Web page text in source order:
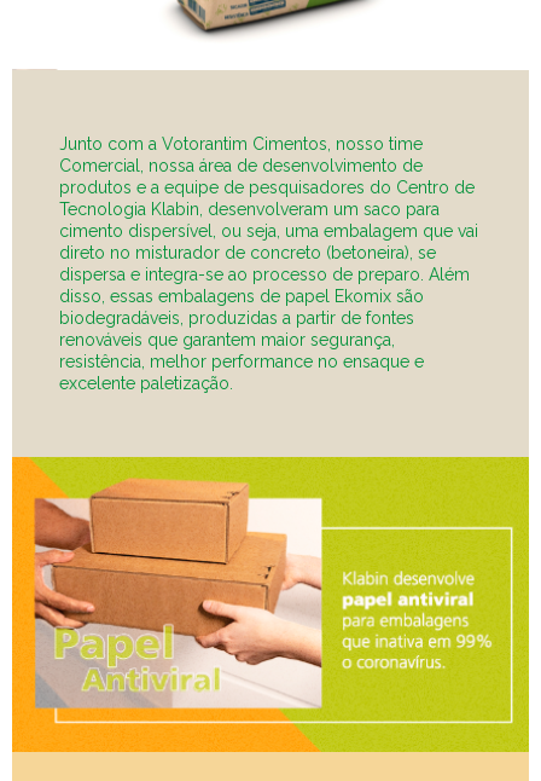
Junto com a Votorantim Cimentos, nosso time
Comercial, nossa área de desenvolvimento de
produtos e a equipe de pesquisadores do Centro de
Tecnologia Klabin, desenvolveram um saco para
cimento dispersível, ou seja, uma embalagem que vai
direto no misturador de concreto (betoneira), se
dispersa e integra-se ao processo de preparo. Além
disso, essas embalagens de papel Ekomix são
biodegradáveis, produzidas a partir de fontes
renováveis que garantem maior segurança,
resistência, melhor performance no ensaque e
excelente paletização.